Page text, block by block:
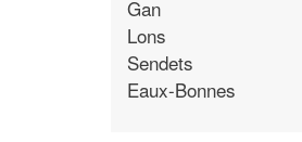
Gan
Lons
Sendets
Eaux-Bonnes